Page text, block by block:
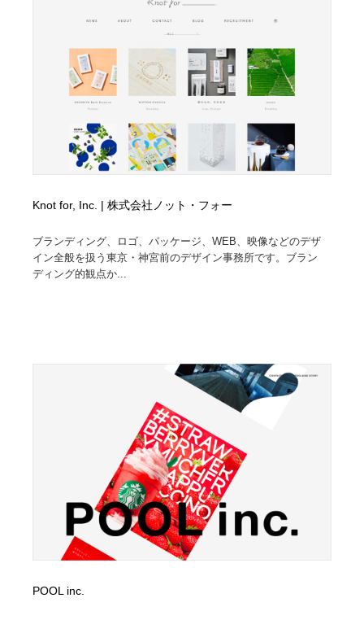
Knot for, Inc. | 株式会社ノット・フォー
ブランディング、ロゴ、パッケージ、WEB、映像などのデザ
イン全般を扱う東京・神宮前のデザイン事務所です。ブラン
ディング的観点か...
POOL inc.